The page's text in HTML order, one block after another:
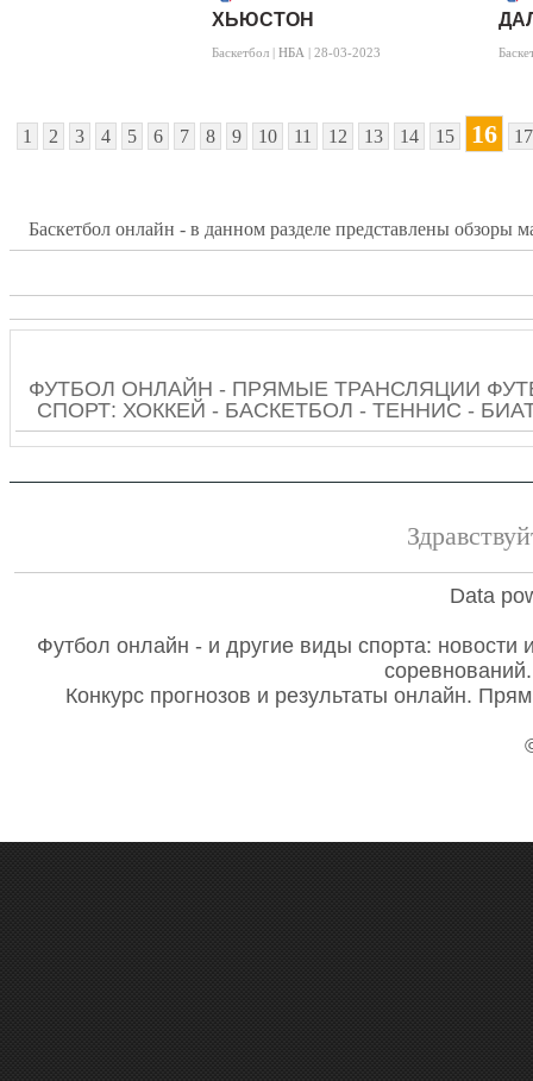
ХЬЮСТОН
Баскетбол | НБА | 28-03-2023
1 2 3 4 5 6 7 8 9 10 11 12 13 14 15 16 17
Баскетбол онлайн - в данном разделе представлены обзоры
ФУТБОЛ ОНЛАЙН - ПРЯМЫЕ ТРАНСЛЯЦИИ
СПОРТ: ХОККЕЙ - БАСКЕТБОЛ - ТЕННИС -
Data
Футбол онлайн - и другие виды спорта: новости
Конкурс прогнозов и результаты онлайн.